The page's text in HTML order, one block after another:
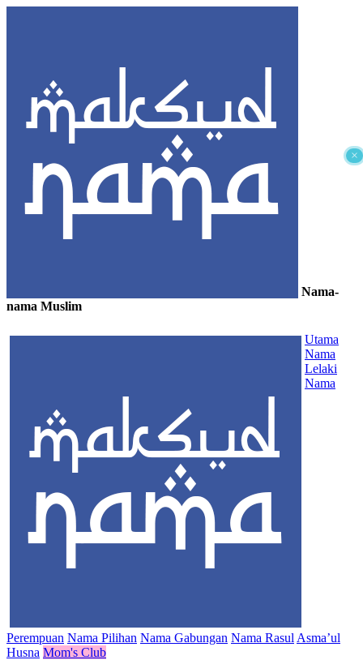
×
Nama-
nama Muslim
Utama
Nama
Lelaki
Nama
Perempuan Nama Pilihan Nama Gabungan Nama Rasul Asma’ul
Husna Mom's Club